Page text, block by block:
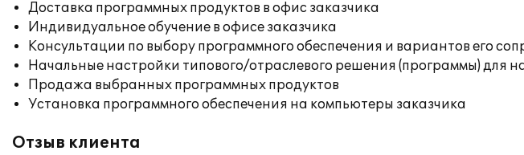
Доставка программных продуктов в офис заказчика
Индивидуальное обучение в офисе заказчика
Консультации по выбору программного обеспечения и вариантов его
Начальные настройки типового/отраслевого решения (программы) для
Продажа выбранных программных продуктов
Установка программного обеспечения на компьютеры заказчика
Отзыв клиента